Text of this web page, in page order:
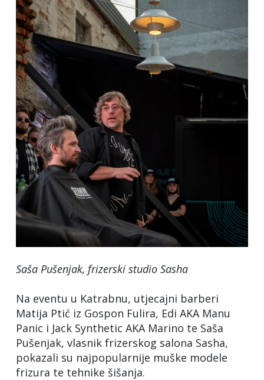
Saša Pušenjak, frizerski studio Sasha
Na eventu u Katrabnu, utjecajni barberi
Matija Ptić iz Gospon Fulira, Edi AKA Manu
Panic i Jack Synthetic AKA Marino te Saša
Pušenjak, vlasnik frizerskog salona Sasha,
pokazali su najpopularnije muške modele
frizura te tehnike šišanja.